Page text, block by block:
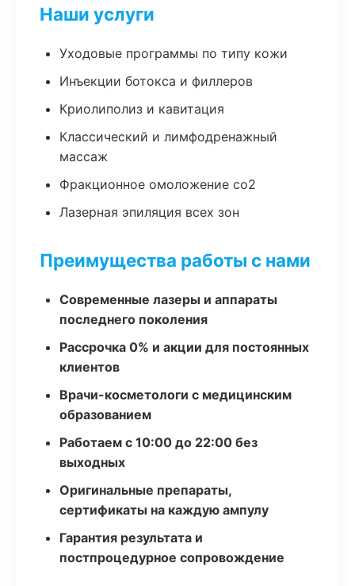
Наши услуги
Уходовые программы по типу кожи
Инъекции ботокса и филлеров
Криолиполиз и кавитация
Классический и лимфодренажный
массаж
Фракционное омоложение co2
Лазерная эпиляция всех зон
Преимущества работы с нами
Современные лазеры и аппараты
последнего поколения
Рассрочка 0% и акции для постоянных
клиентов
Врачи-косметологи с медицинским
образованием
Работаем с 10:00 до 22:00 без
выходных
Оригинальные препараты,
сертификаты на каждую ампулу
Гарантия результата и
постпроцедурное сопровождение